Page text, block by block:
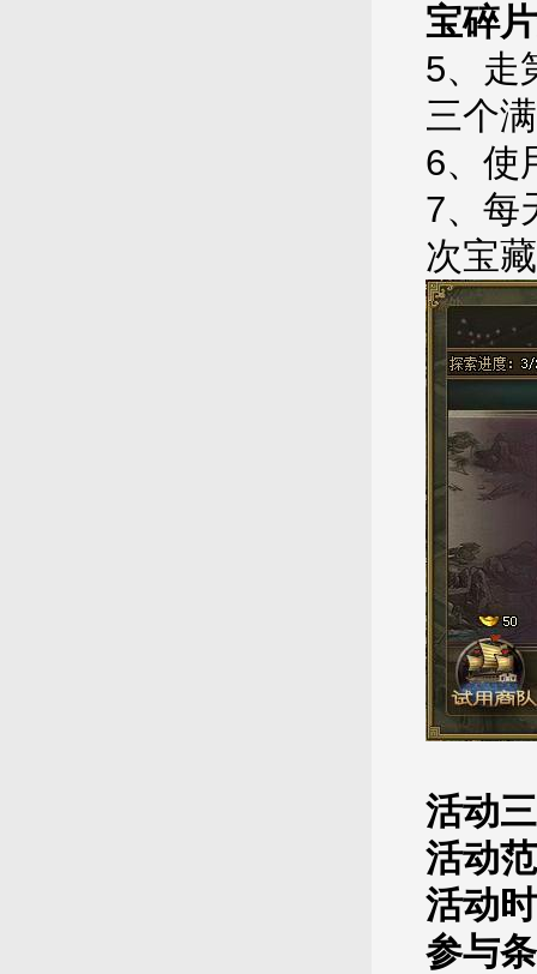
宝碎
5、走
三个
6、使
7、每
次宝
活动
活动
活动
参与